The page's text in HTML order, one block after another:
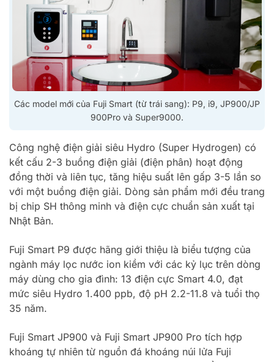
Các model mới của Fuji Smart (từ trái sang): P9, i9, JP900/JP
900Pro và Super9000.
Công nghệ điện giải siêu Hydro (Super Hydrogen) có
kết cấu 2-3 buồng điện giải (điện phân) hoạt động
đồng thời và liên tục, tăng hiệu suất lên gấp 3-5 lần so
với một buồng điện giải. Dòng sản phẩm mới đều trang
bị chip SH thông minh và điện cực chuẩn sản xuất tại
Nhật Bản.
Fuji Smart P9 được hãng giới thiệu là biểu tượng của
ngành máy lọc nước ion kiềm với các kỷ lục trên dòng
máy dùng cho gia đình: 13 điện cực Smart 4.0, đạt
mức siêu Hydro 1.400 ppb, độ pH 2.2-11.8 và tuổi thọ
35 năm.
Fuji Smart JP900 và Fuji Smart JP900 Pro tích hợp
khoáng tự nhiên từ nguồn đá khoáng núi lửa Fuji